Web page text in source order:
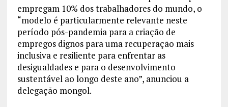
empregam 10% dos trabalhadores do mundo, o
“modelo é particularmente relevante neste
período pós-pandemia para a criação de
empregos dignos para uma recuperação mais
inclusiva e resiliente para enfrentar as
desigualdades e para o desenvolvimento
sustentável ao longo deste ano”, anunciou a
delegação mongol.